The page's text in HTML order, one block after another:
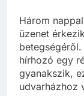
Három
üzenet
hírhozó egy
gyanakszik,
udvarházhoz